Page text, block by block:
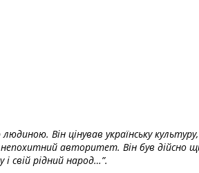
Він цінував українську
авторитет. Він був
свій рідний народ…”.